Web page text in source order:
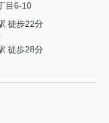
目6-10
徒歩22分
徒歩28分